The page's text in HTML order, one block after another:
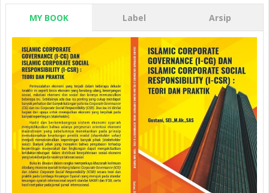
MY BOOK Label Arsip